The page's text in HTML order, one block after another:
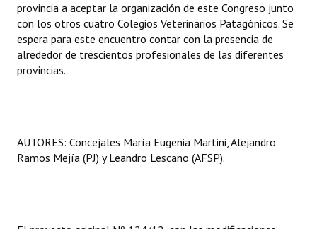
provincia a aceptar la organización de este Congreso junto
con los otros cuatro Colegios Veterinarios Patagónicos. Se
espera para este encuentro contar con la presencia de
alrededor de trescientos profesionales de las diferentes
provincias.
AUTORES: Concejales María Eugenia Martini, Alejandro
Ramos Mejía (PJ) y Leandro Lescano (AFSP).